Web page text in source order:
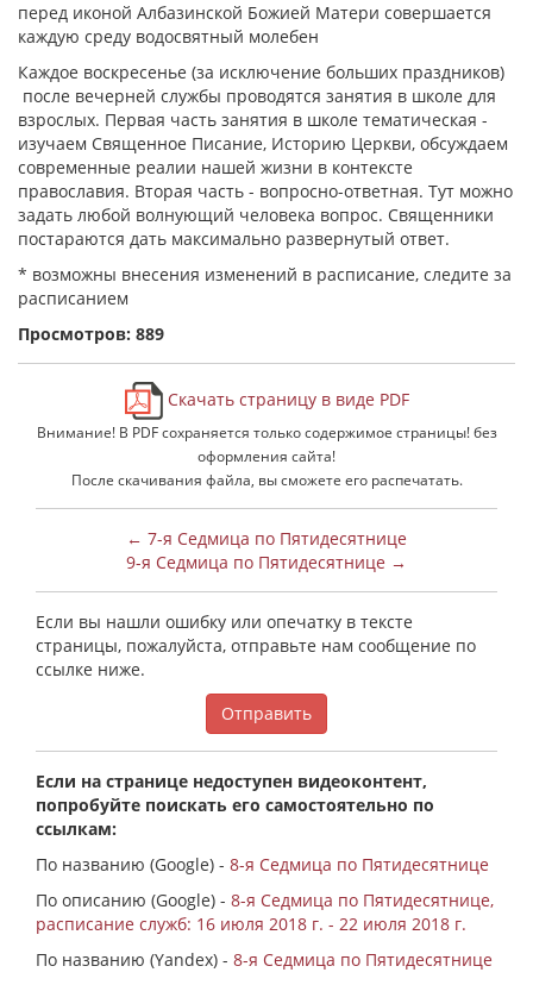
перед иконой Албазинской Божией Матери совершается
каждую среду водосвятный молебен
Каждое воскресенье (за исключение больших праздников)
после вечерней службы проводятся занятия в школе для
взрослых. Первая часть занятия в школе тематическая -
изучаем Священное Писание, Историю Церкви, обсуждаем
современные реалии нашей жизни в контексте
православия. Вторая часть - вопросно-ответная. Тут можно
задать любой волнующий человека вопрос. Священники
постараются дать максимально развернутый ответ.
* возможны внесения изменений в расписание, следите за
расписанием
Просмотров: 889
Скачать страницу в виде PDF
Внимание! В PDF сохраняется только содержимое страницы! без
оформления сайта!
После скачивания файла, вы сможете его распечатать.
← 7-я Седмица по Пятидесятнице
9-я Седмица по Пятидесятнице →
Если вы нашли ошибку или опечатку в тексте
страницы, пожалуйста, отправьте нам сообщение по
ссылке ниже.
Отправить
Если на странице недоступен видеоконтент,
попробуйте поискать его самостоятельно по
ссылкам:
По названию (Google) - 8-я Седмица по Пятидесятнице
По описанию (Google) - 8-я Седмица по Пятидесятнице,
расписание служб: 16 июля 2018 г. - 22 июля 2018 г.
По названию (Yandex) - 8-я Седмица по Пятидесятнице